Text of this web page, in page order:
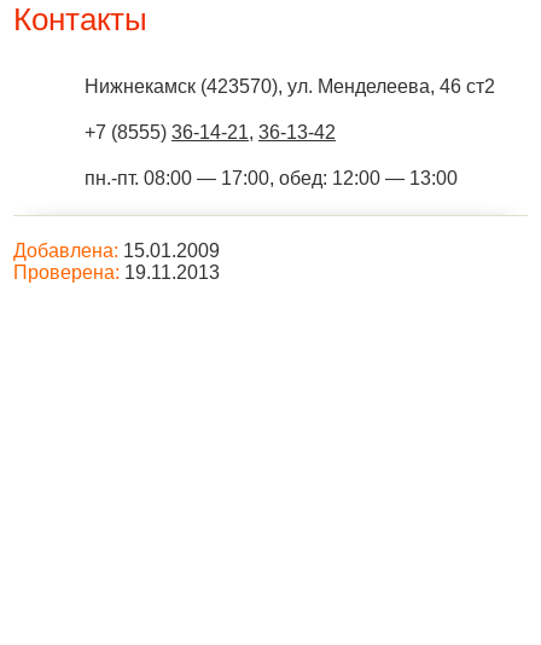
Контакты
Нижнекамск (423570), ул. Менделеева, 46 ст2
+7 (8555) 36-14-21, 36-13-42
пн.-пт. 08:00 — 17:00, обед: 12:00 — 13:00
Добавлена: 15.01.2009
Проверена: 19.11.2013